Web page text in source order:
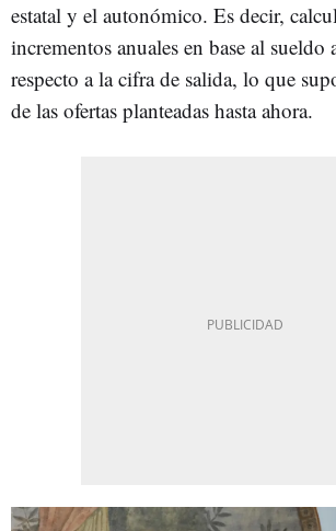
estatal y el autonómico. Es decir,
incrementos anuales en base al
respecto a la cifra de salida, lo que
de las ofertas planteadas hasta ahora.